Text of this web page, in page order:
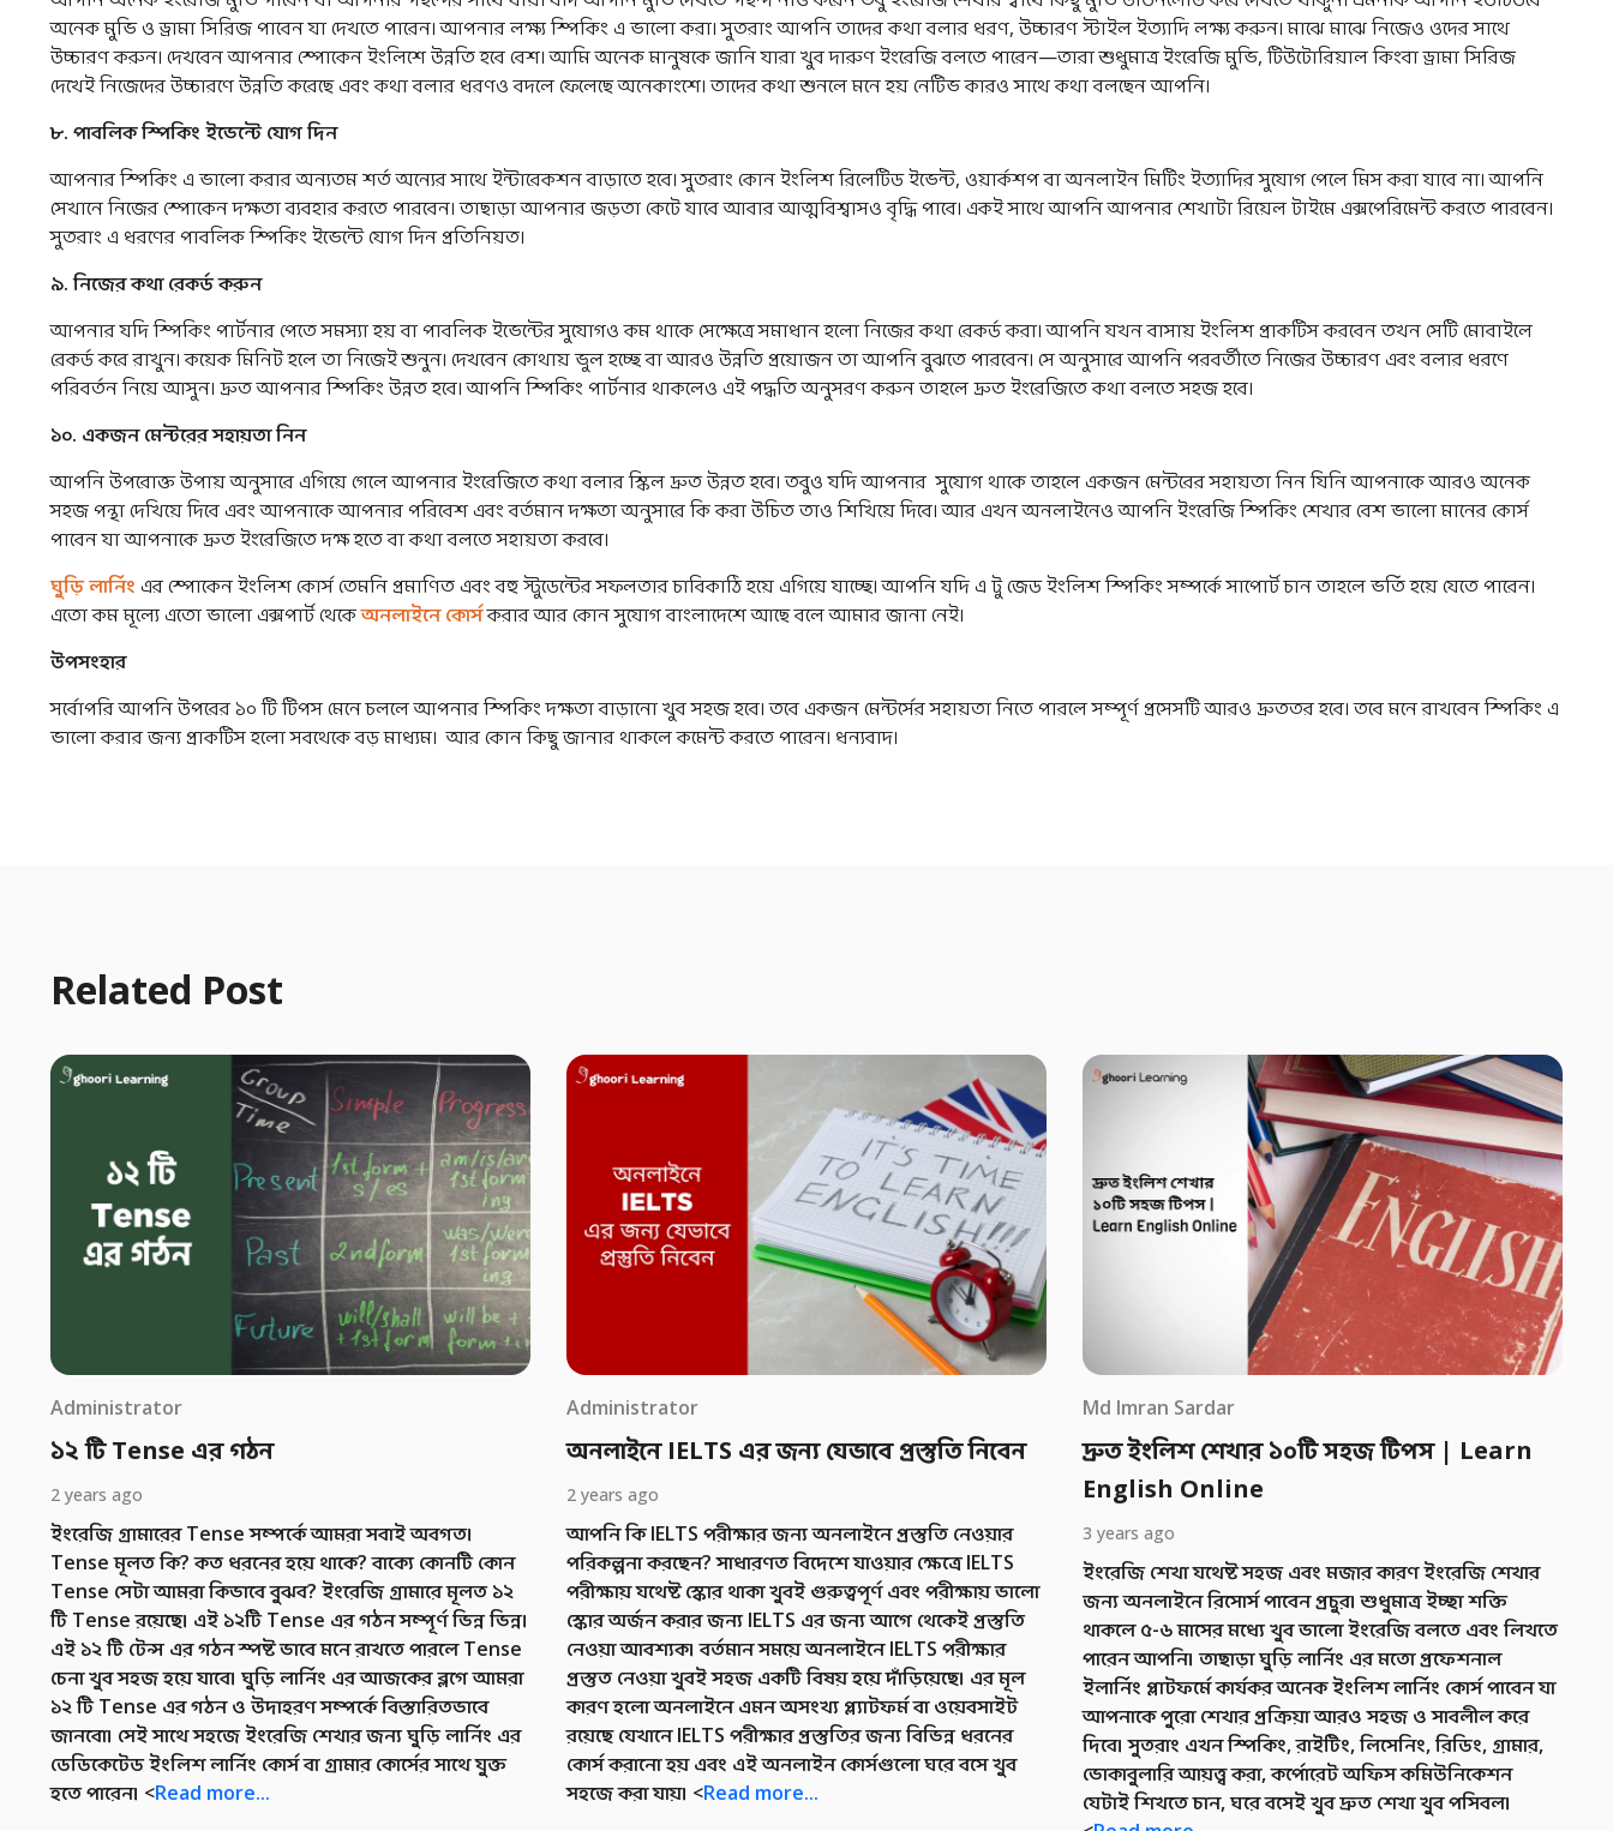
অনেক মুভি ও ড্রামা সিরিজ পাবেন যা দেখতে পারেন। আপনার লক্ষ্য স্পিকিং এ ভালো করা। সুতরাং আপনি তাদের কথা বলার ধরণ, উচ্চারণ স্টাইল ইত্যাদি লক্ষ্য করুন। মাঝে মাঝে নিজেও ওদের সাথে
উচ্চারণ করুন। দেখবেন আপনার স্পোকেন ইংলিশে উন্নতি হবে বেশ। আমি অনেক মানুষকে জানি যারা খুব দারুণ ইংরেজি বলতে পারেন—তারা শুধুমাত্র ইংরেজি মুভি, টিউটোরিয়াল কিংবা ড্রামা সিরিজ
দেখেই নিজেদের উচ্চারণে উন্নতি করেছে এবং কথা বলার ধরণও বদলে ফেলেছে অনেকাংশে। তাদের কথা শুনলে মনে হয় নেটিভ কারও সাথে কথা বলছেন আপনি।
৮. পাবলিকস্পিকিং ইভেন্টে যোগদিন
আপনার স্পিকিং এ ভালো করার অন্যতম শর্ত অন্যের সাথে ইন্টারেকশন বাড়াতে হবে। সুতরাং কোন ইংলিশ রিলেটিড ইভেন্ট, ওয়ার্কশপ বা অনলাইন মিটিং ইত্যাদির সুযোগ পেলে মিস করা যাবে না। আপনি
সেখানে নিজের স্পোকেন দক্ষতা ব্যবহার করতে পারবেন। তাছাড়া আপনার জড়তা কেটে যাবে আবার আত্মবিশ্বাসও বৃদ্ধি পাবে। একই সাথে আপনি আপনার শেখাটা রিয়েল টাইমে এক্সপেরিমেন্ট করতে পারবেন।
সুতরাং এ ধরণের পাবলিক স্পিকিং ইভেন্টে যোগ দিন প্রতিনিয়ত।
৯.নিজেরকথা রেকর্ডকরুন
আপনার যদি স্পিকিং পার্টনার পেতে সমস্যা হয় বা পাবলিক ইভেন্টের সুযোগও কম থাকে সেক্ষেত্রে সমাধান হলো নিজের কথা রেকর্ড করা। আপনি যখন বাসায় ইংলিশ প্রাকটিস করবেন তখন সেটি মোবাইলে
রেকর্ড করে রাখুন। কয়েক মিনিট হলে তা নিজেই শুনুন। দেখবেন কোথায় ভুল হচ্ছে বা আরও উন্নতি প্রয়োজন তা আপনি বুঝতে পারবেন। সে অনুসারে আপনি পরবর্তীতে নিজের উচ্চারণ এবং বলার ধরণে
পরিবর্তন নিয়ে আসুন। দ্রুত আপনার স্পিকিং উন্নত হবে। আপনি স্পিকিং পার্টনার থাকলেও এই পদ্ধতি অনুসরণ করুন তাহলে দ্রুত ইংরেজিতে কথা বলতে সহজ হবে।
১০. একজন মেন্টরেরসহায়তানিন
আপনি উপরোক্ত উপায় অনুসারে এগিয়ে গেলে আপনার ইংরেজিতে কথা বলার স্কিল দ্রুত উন্নত হবে। তবুও যদি আপনার সুযোগ থাকে তাহলে একজন মেন্টরের সহায়তা নিন যিনি আপনাকে আরও অনেক
সহজ পন্থা দেখিয়ে দিবে এবং আপনাকে আপনার পরিবেশ এবং বর্তমান দক্ষতা অনুসারে কি করা উচিত তাও শিখিয়ে দিবে। আর এখন অনলাইনেও আপনি ইংরেজি স্পিকিং শেখার বেশ ভালো মানের কোর্স
পাবেন যা আপনাকে দ্রুত ইংরেজিতে দক্ষ হতে বা কথা বলতে সহায়তা করবে।
ঘুড়ি লার্নিং এর স্পোকেন ইংলিশ কোর্স তেমনি প্রমাণিত এবং বহু স্টুডেন্টের সফলতার চাবিকাঠি হয়ে এগিয়ে যাচ্ছে। আপনি যদি এ টু জেড ইংলিশ স্পিকিং সম্পর্কে সাপোর্ট চান তাহলে ভর্তি হয়ে যেতে পারেন।
এতো কম মূল্যে এতো ভালো এক্সপার্ট থেকেঅনলাইনে কোর্সকরার আর কোন সুযোগ বাংলাদেশে আছে বলে আমার জানা নেই।
উপসংহার
সর্বোপরি আপনি উপরের ১০ টি টিপস মেনে চললে আপনার স্পিকিং দক্ষতা বাড়ানো খুব সহজ হবে। তবে একজন মেন্টর্সের সহায়তা নিতে পারলে সম্পূর্ণ প্রসেসটি আরও দ্রুততর হবে। তবে মনে রাখবেন স্পিকিং এ
ভালো করার জন্য প্রাকটিস হলো সবথেকে বড় মাধ্যম। আর কোন কিছু জানার থাকলে কমেন্ট করতে পারেন। ধন্যবাদ।
Related Post
Administrator
১২ টি Tense এর গঠন
2 years ago
ইংরেজি গ্রামারের Tense সম্পর্কে আমরা সবাই অবগত।
Tense মূলত কি? কত ধরনের হয়ে থাকে? বাক্যে কোনটি কোন
Tense সেটা আমরা কিভাবে বুঝব? ইংরেজি গ্রামারে মূলত ১২
টি Tense রয়েছে। এই ১২টি Tense এর গঠন সম্পূর্ণ ভিন্ন ভিন্ন।
এই ১২ টি টেন্স এর গঠন স্পষ্ট ভাবে মনে রাখতে পারলে Tense
চেনা খুব সহজ হয়ে যাবে। ঘুড়ি লার্নিং এর আজকের ব্লগে আমরা
১২ টি Tense এর গঠন ও উদাহরণ সম্পর্কে বিস্তারিতভাবে
জানবো। সেই সাথে সহজে ইংরেজি শেখার জন্য ঘুড়ি লার্নিং এর
ডেডিকেটেড ইংলিশ লার্নিং কোর্স বা গ্রামার কোর্সের সাথে যুক্ত
হতে পারেন। <Read more...
Administrator
অনলাইনে IELTS এর জন্য যেভাবে প্রস্তুতি নিবেন
2 years ago
আপনি কি IELTS পরীক্ষার জন্য অনলাইনে প্রস্তুতি নেওয়ার
পরিকল্পনা করছেন? সাধারণত বিদেশে যাওয়ার ক্ষেত্রে IELTS
পরীক্ষায় যথেষ্ট স্কোর থাকা খুবই গুরুত্বপূর্ণ এবং পরীক্ষায় ভালো
স্কোর অর্জন করার জন্য IELTS এর জন্য আগে থেকেই প্রস্তুতি
নেওয়া আবশ্যক। বর্তমান সময়ে অনলাইনে IELTS পরীক্ষার
প্রস্তুত নেওয়া খুবই সহজ একটি বিষয় হয়ে দাঁড়িয়েছে। এর মূল
কারণ হলো অনলাইনে এমন অসংখ্য প্ল্যাটফর্ম বা ওয়েবসাইট
রয়েছে যেখানে IELTS পরীক্ষার প্রস্তুতির জন্য বিভিন্ন ধরনের
কোর্স করানো হয় এবং এই অনলাইন কোর্সগুলো ঘরে বসে খুব
সহজে করা যায়। <Read more...
Md Imran Sardar
দ্রুত ইংলিশ শেখার ১০টি সহজ টিপস | Learn
English Online
3 years ago
ইংরেজি শেখা যথেষ্ট সহজ এবং মজার কারণ ইংরেজি শেখার
জন্য অনলাইনে রিসোর্স পাবেন প্রচুর। শুধুমাত্র ইচ্ছা শক্তি
থাকলে ৫-৬ মাসের মধ্যে খুব ভালো ইংরেজি বলতে এবং লিখতে
পারেন আপনি। তাছাড়া ঘুড়ি লার্নিং এর মতো প্রফেশনাল
ইলার্নিং প্লাটফর্মে কার্যকর অনেক ইংলিশ লার্নিং কোর্স পাবেন যা
আপনাকে পুরো শেখার প্রক্রিয়া আরও সহজ ও সাবলীল করে
দিবে। সুতরাং এখন স্পিকিং, রাইটিং, লিসেনিং, রিডিং, গ্রামার,
ভোকাবুলারি আয়ত্ত্ব করা, কর্পোরেট অফিস কমিউনিকেশন
যেটাই শিখতে চান, ঘরে বসেই খুব দ্রুত শেখা খুব পসিবল।